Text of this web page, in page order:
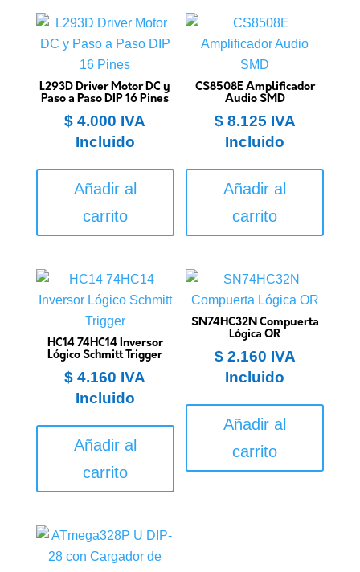
L293D Driver Motor DC y
Paso a Paso DIP 16 Pines
$ 4.000 IVA
Incluido
Añadir al
carrito
CS8508E Amplificador
Audio SMD
$8.125 IVA
Incluido
Añadir al
carrito
HC14 74HC14 Inversor
Lógico Schmitt Trigger
$ 4.160 IVA
Incluido
Añadir al
carrito
SN74HC32N Compuerta
Lógica OR
$2.160 IVA
Incluido
Añadir al
carrito